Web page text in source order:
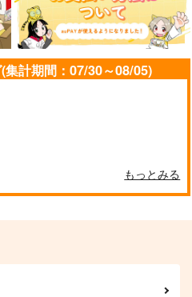
ブルーアーカイブ -Blue Archive-
いわし運転
集計期間：07/30～08/05)
もっとみる